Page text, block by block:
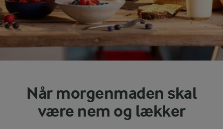
Når morgenmaden skal
være nem og lækker